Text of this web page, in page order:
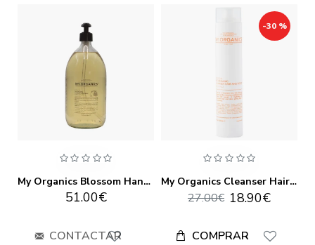
My Organics Blossom Hand Soap 1000ml
51.00€
CONTACTAR
-30 %
My Organics Cleanser Hair And Body 250ml
18.90€
27.00€
COMPRAR